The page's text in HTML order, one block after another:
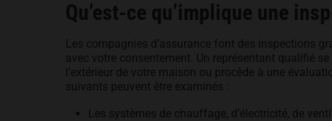
Qu’est-ce qu’implique une
Les compagnies d’assurance font des inspections
avec votre consentement. Un représentant qualifié
l’extérieur de votre maison ou procède à une
suivants peuvent être examinés :
Les systèmes de chauffage, d’électricité, de